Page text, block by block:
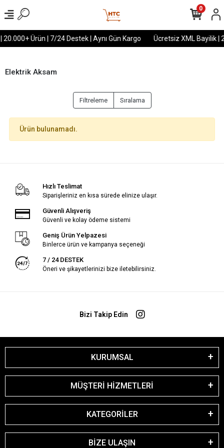
Ürün | 7/24 Destek | Aynı Gün Kargo Ücretsiz XML Bayilik |
0
Elektrik Aksam
Filtreleme Sıralama
Ürün bulunamadı.
Hızlı Teslimat
Siparişleriniz en kısa sürede elinize ulaşır.
Güvenli Alışveriş
Güvenli ve kolay ödeme sistemi
Geniş Ürün Yelpazesi
Binlerce ürün ve kampanya seçeneği
7 / 24 DESTEK
Öneri ve şikayetlerinizi bize iletebilirsiniz.
Bizi Takip Edin
KURUMSAL
MÜŞTERİ HİZMETLERİ
KATEGORİLER
BİZE ULAŞIN